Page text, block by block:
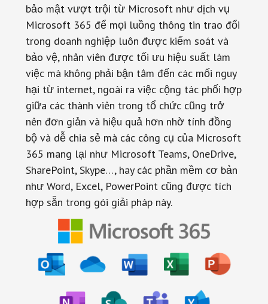
bảo mật vượt trội từ Microsoft như dịch vụ
Microsoft 365 để mọi luồng thông tin trao đổi
trong doanh nghiệp luôn được kiểm soát và
bảo vệ, nhân viên được tối ưu hiệu suất làm
việc mà không phải bận tâm đến các mối nguy
hại từ internet, ngoài ra việc cộng tác phối hợp
giữa các thành viên trong tổ chức cũng trở
nên đơn giản và hiệu quả hơn nhờ tính đồng
bộ và dễ chia sẻ mà các công cụ của Microsoft
365 mang lại như Microsoft Teams, OneDrive,
SharePoint, Skype…, hay các phần mềm cơ bản
như Word, Excel, PowerPoint cũng được tích
hợp sẵn trong gói giải pháp này.